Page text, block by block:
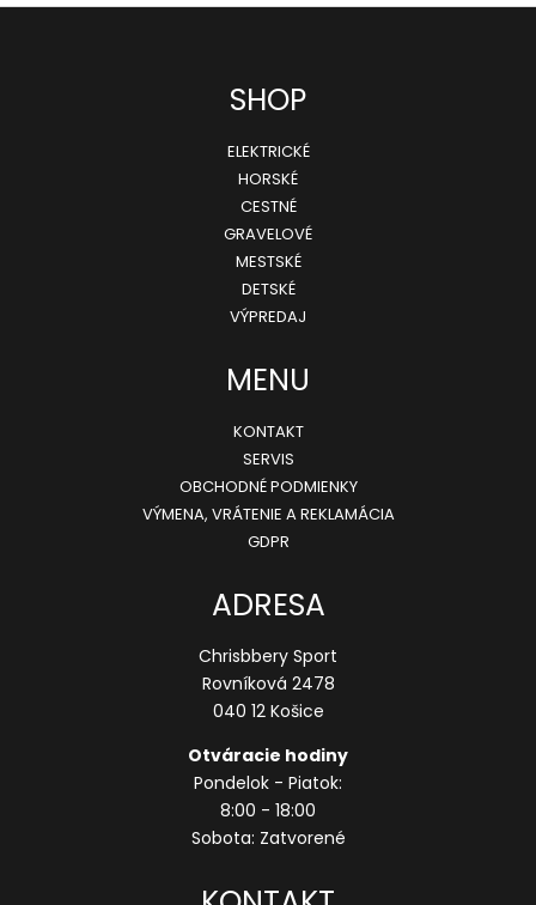
SHOP
ELEKTRICKÉ
HORSKÉ
CESTNÉ
GRAVELOVÉ
MESTSKÉ
DETSKÉ
VÝPREDAJ
MENU
KONTAKT
SERVIS
OBCHODNÉ PODMIENKY
VÝMENA, VRÁTENIE A REKLAMÁCIA
GDPR
ADRESA
Chrisbbery Sport
Rovníková 2478
040 12 Košice
Otváracie hodiny
Pondelok - Piatok:
8:00 - 18:00
Sobota: Zatvorené